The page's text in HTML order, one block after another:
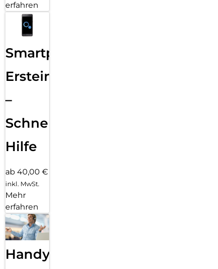
erfahren
Smartphone
Ersteinrichtung
–
Schnelle
Hilfe
ab 40,00 €
inkl. MwSt.
Mehr
erfahren
Handy